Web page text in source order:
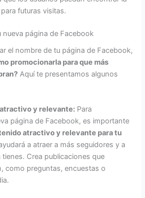
futuras visitas.
página de Facebook
el nombre de tu página de Facebook,
promocionarla para que más
Aquí te presentamos algunos
y relevante: Para
página de Facebook, es importante
atractivo y relevante para tu
a atraer a más seguidores y a
tienes. Crea publicaciones que
como preguntas, encuestas o